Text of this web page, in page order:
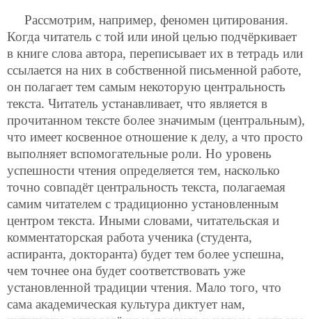
Рассмотрим, например, феномен цитирования.
Когда читатель с той или иной целью подчёркивает
в книге слова автора, переписывает их в тетрадь или
ссылается на них в собственной письменной работе,
он полагает тем самым некоторую центральность
текста. Читатель устанавливает, что является в
прочитанном тексте более значимым (центральным),
что имеет косвенное отношение к делу, а что просто
выполняет вспомогательные роли. Но уровень
успешности чтения определяется тем, насколько
точно совпадёт центральность текста, полагаемая
самим читателем с традиционно установленным
центром текста. Иными словами, читательская и
комментаторская работа ученика (студента,
аспиранта, докторанта) будет тем более успешна,
чем точнее она будет соответствовать уже
установленной традиции чтения. Мало того, что
сама академическая культура диктует нам,